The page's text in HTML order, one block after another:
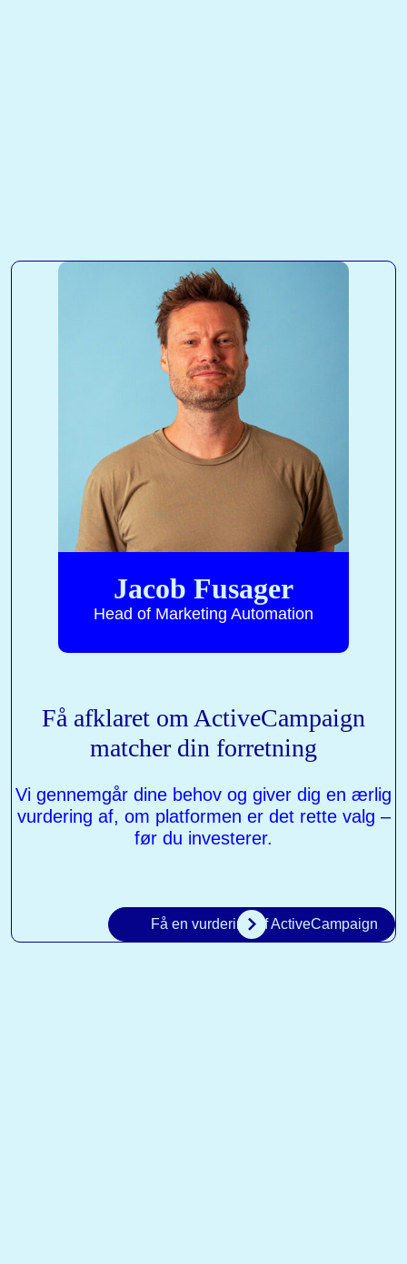
Jacob Fusager
Head of Marketing Automation
Få afklaret om ActiveCampaign
matcher din forretning
Vi gennemgår dine behov og giver dig en ærlig
vurdering af, om platformen er det rette valg –
før du investerer.
Få en vurdering af ActiveCampaign